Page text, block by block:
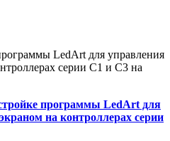
LedArt для управления
серии С1 и С3 на
программы LedArt для
на контроллерах серии